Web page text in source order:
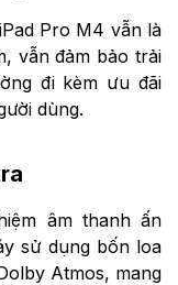
Pro M4 vẫn là
vẫn đảm bảo trải
đi kèm ưu đãi
dùng.
âm thanh ấn
sử dụng bốn loa
Atmos, mang